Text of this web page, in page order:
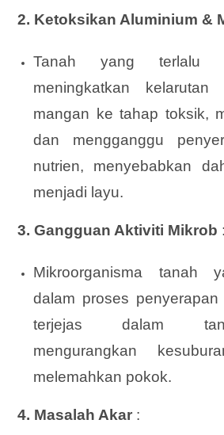
2. Ketoksikan Aluminium &
Tanah yang terlalu
meningkatkan
mangan ke tahap toksik,
dan mengganggu
nutrien, menyebabkan
menjadi layu.
3. Gangguan Aktiviti Mikrob :
Mikroorganisma tanah
dalam proses penyerapan
terjejas dalam
mengurangkan
melemahkan pokok.
4. Masalah Akar :